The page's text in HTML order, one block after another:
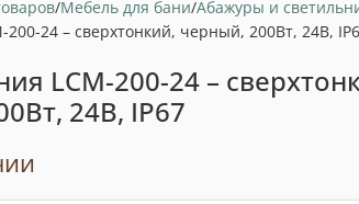
Мебель для бани Абажуры и
200-24 – сверхтонкий, черный, 200Вт, 24В,
LCM-200-24 –
24В, IP67